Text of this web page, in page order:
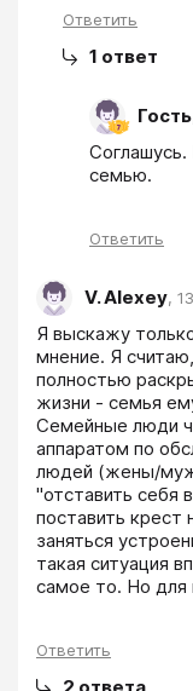
Ответить
1 ответ
Гость
семью.
Ответить
V. Alexey,
Я выскажу
мнение. Я
полностью
жизни - семья
Семейные люди
аппаратом по
людей (жены/
"отставить себя
поставить крест
заняться
такая ситуация
самое то. Но для
Ответить
2 ответа